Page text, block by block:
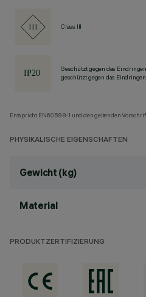
Class III
Geschützt gegen das
geschützt gegen das
Entspricht EN60598-1 und den geltenden
PHYSIKALISCHE EIGENSCHAFTEN
Gewicht (kg)
Material
PRODUKTZERTIFIZIERUNG